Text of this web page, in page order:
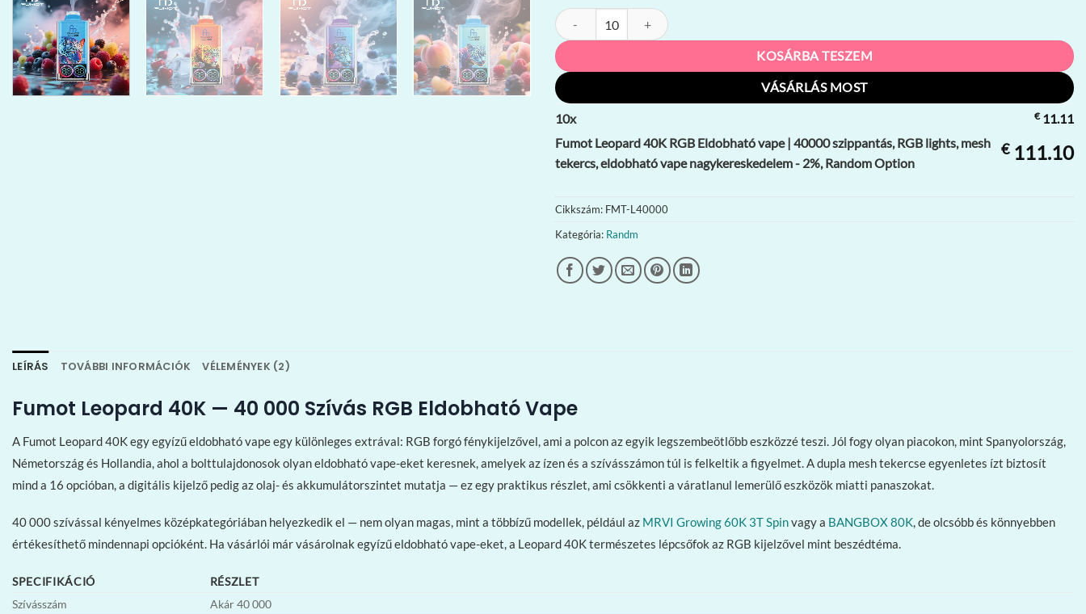
Fumot Leopard 40K RGB Eldobható vape | 40000 szippantás, RGB lights, mesh tekercs, eldobható vape
KOSÁRBA TESZEM
VÁSÁRLÁS MOST
10x €11.11
Fumot Leopard 40K RGB Eldobható vape | 40000 szippantás, RGB lights, mesh
tekercs, eldobható vape nagykereskedelem - 2%, Random Option
€111.10
Cikkszám: FMT-L40000
Kategória: Randm
LEÍRÁS TOVÁBBI INFORMÁCIÓK VÉLEMÉNYEK (2)
Fumot Leopard 40K — 40 000 Szívás RGB Eldobható Vape
A Fumot Leopard 40K egy egyízű eldobható vape egy különleges extrával: RGB forgó fénykijelzővel, ami a polcon az egyik legszembeötlőbb eszközzé teszi. Jól fogy olyan piacokon, mint Spanyolország,
Németország és Hollandia, ahol a bolttulajdonosok olyan eldobható vape-eket keresnek, amelyek az ízen és a szívásszámon túl is felkeltik a figyelmet. A dupla mesh tekercse egyenletes ízt biztosít
mind a 16 opcióban, a digitális kijelző pedig az olaj- és akkumulátorszintet mutatja — ez egy praktikus részlet, ami csökkenti a váratlanul lemerülő eszközök miatti panaszokat.
40 000 szívással kényelmes középkategóriában helyezkedik el — nem olyan magas, mint a többízű modellek, például az MRVI Growing 60K 3T Spinvagy a BANGBOX 80K, de olcsóbb és könnyebben
értékesíthető mindennapi opcióként. Ha vásárlói már vásárolnak egyízű eldobható vape-eket, a Leopard 40K természetes lépcsőfok az RGB kijelzővel mint beszédtéma.
SPECIFIKÁCIÓ
RÉSZLET
Szívásszám
Akár 40 000